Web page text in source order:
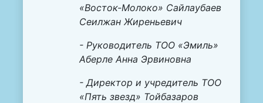
«Восток-Молоко» Сайлаубаев
Сеилжан Жиреньевич
- Руководитель ТОО «Эмиль»
Аберле Анна Эрвиновна
- Директор и учредитель ТОО
«Пять звезд» Тойбазаров